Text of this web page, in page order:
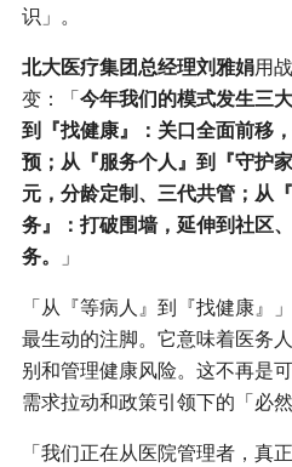
识」。
北大医疗集团总经理刘雅娟用
变：「今年我们的模式发生三
到『找健康』：关口全面前移
预；从『服务个人』到『守护
元，分龄定制、三代共管；从
务』：打破围墙，延伸到社区
务。
」
「从『等病人』到『找健康』
最生动的注脚。它意味着医务
别和管理健康风险。这不再是
需求拉动和政策引领下的「必然
「我们正在从医院管理者，真